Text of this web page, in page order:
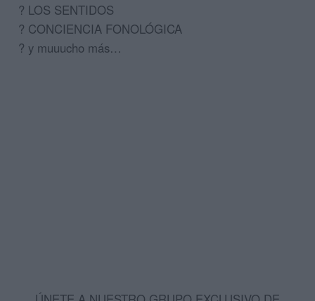
? LOS SENTIDOS
? CONCIENCIA FONOLÓGICA
? y muuucho más…